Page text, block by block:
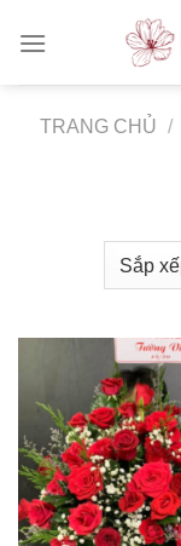
TRANG CHỦ /